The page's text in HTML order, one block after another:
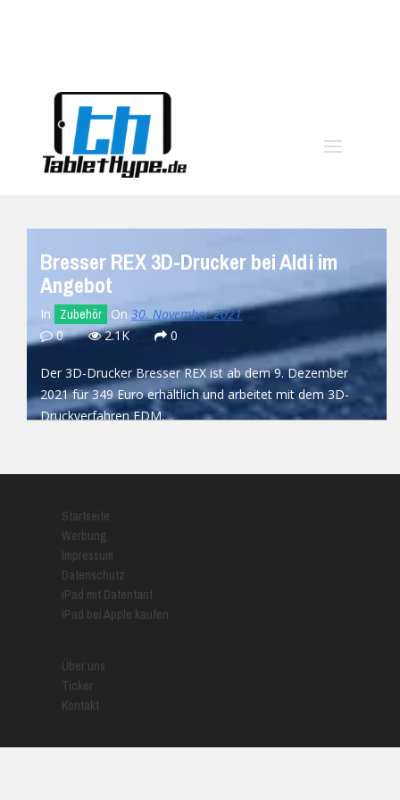
Bresser REX 3D-Drucker bei Aldi im
Angebot
In Zubehör On 30. November 2021
0
2.1K 0
Der 3D-Drucker Bresser REX ist ab dem 9. Dezember
2021 für 349 Euro erhältlich und arbeitet mit dem 3D-
Druckverfahren FDM,...
Startseite
Werbung
Impressum
Datenschutz
iPad mit Datentarif
iPad bei Apple kaufen
Über uns
Ticker
Kontakt